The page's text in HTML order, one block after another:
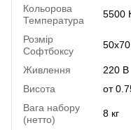
Кольорова
Температура
5500
Розмір
Софтбоксу
Живлення
220 В
Висота
от
Вага набору
(нетто)
8 кг